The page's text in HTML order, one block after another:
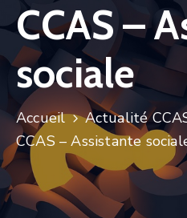
Manifestations
Vie
Municipale
Services
Jeunesse
CCAS –
sociale
Accueil
Actualité
CCAS – Assistante